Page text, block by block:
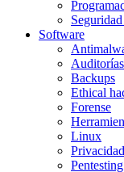
Software
Auditorías
Backups
Ethical
Forense
Linux
Privacidad
Pentesting